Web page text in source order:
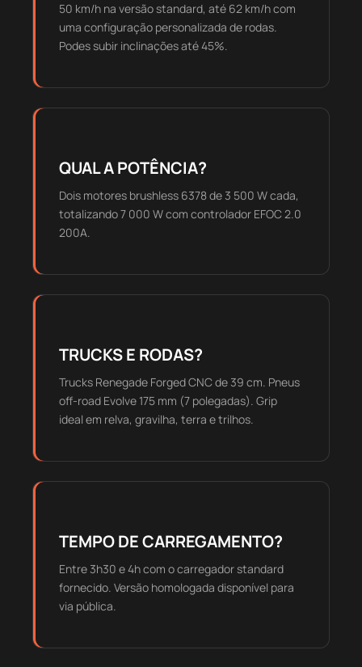
50 km/h na versão standard, até 62 km/h com
uma configuração personalizada de rodas.
Podes subir inclinações até 45%.
QUAL A POTÊNCIA?
Dois motores brushless 6378 de 3 500 W cada,
totalizando 7 000 W com controlador EFOC 2.0
200A.
TRUCKS E RODAS?
Trucks Renegade Forged CNC de 39 cm. Pneus
off-road Evolve 175 mm (7 polegadas). Grip
ideal em relva, gravilha, terra e trilhos.
TEMPO DE CARREGAMENTO?
Entre 3h30 e 4h com o carregador standard
fornecido. Versão homologada disponível para
via pública.